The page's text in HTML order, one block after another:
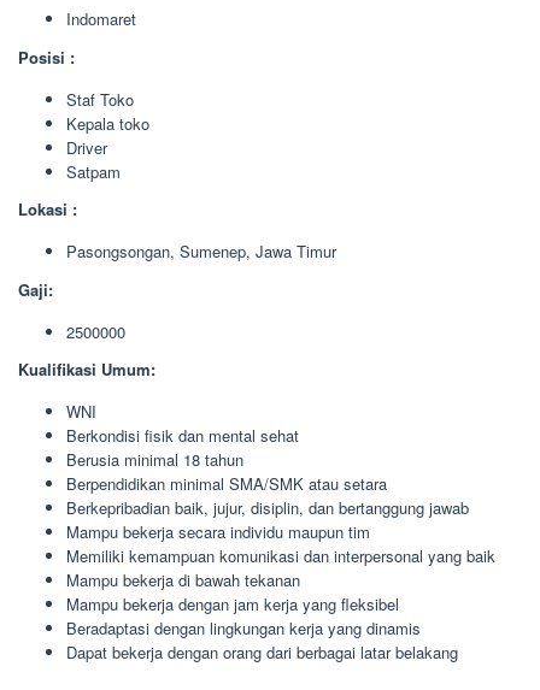
Indomaret
Posisi :
Staf Toko
Kepala toko
Driver
Satpam
Lokasi :
Pasongsongan, Sumenep, Jawa Timur
Gaji:
2500000
Kualifikasi Umum:
WNI
Berkondisi fisik dan mental sehat
Berusia minimal 18 tahun
Berpendidikan minimal SMA/SMK atau setara
Berkepribadian baik, jujur, disiplin, dan bertanggung jawab
Mampu bekerja secara individu maupun tim
Memiliki kemampuan komunikasi dan interpersonal yang baik
Mampu bekerja di bawah tekanan
Mampu bekerja dengan jam kerja yang fleksibel
Beradaptasi dengan lingkungan kerja yang dinamis
Dapat bekerja dengan orang dari berbagai latar belakang